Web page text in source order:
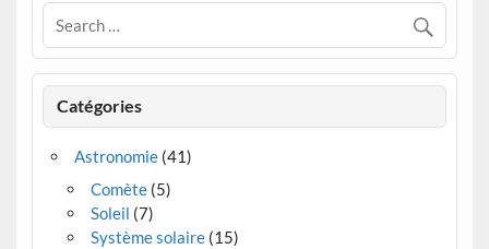
Catégories
Astronomie(41)
Comète(5)
Soleil (7)
Système solaire(15)